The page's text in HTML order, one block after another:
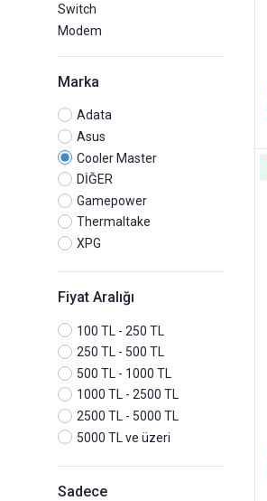
Switch
Modem
Marka
Adata
Asus
Cooler Master
DİĞER
Gamepower
Thermaltake
XPG
Fiyat Aralığı
100 TL - 250 TL
250 TL - 500 TL
500 TL - 1000 TL
1000 TL - 2500 TL
2500 TL - 5000 TL
5000 TL ve üzeri
Sadece